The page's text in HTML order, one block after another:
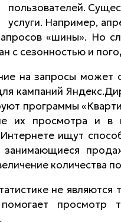
пользователей.
услуги. Например,
«шины». Но
с сезонностью и
на запросы может
кампаний
программы
их просмотра и в
ищут
занимающиеся
количества
не
помогает